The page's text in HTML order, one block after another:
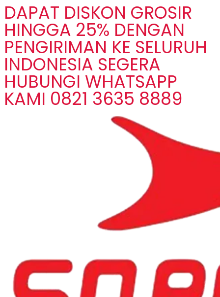
DAPAT DISKON GROSIR
HINGGA 25% DENGAN
PENGIRIMAN KE SELURUH
INDONESIA SEGERA
HUBUNGI WHATSAPP
KAMI 0821 3635 8889